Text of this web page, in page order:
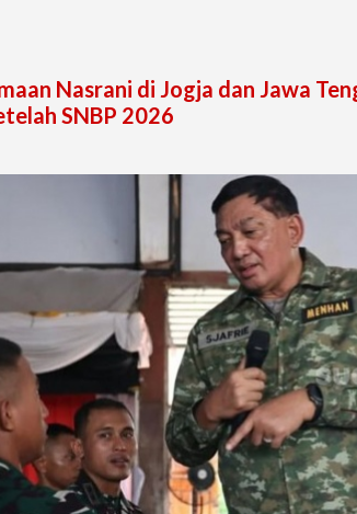
Nasrani di Jogja dan Jawa
SNBP 2026